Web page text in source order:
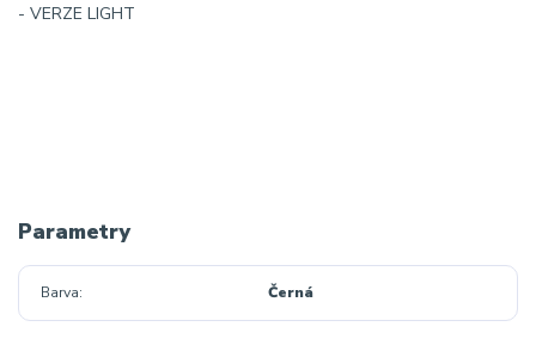
- VERZE LIGHT
Parametry
Barva Černá